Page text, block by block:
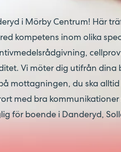
i Mörby Centrum! Här
kompetens inom olika
Vi möter dig utifrån dina
mottagningen, du ska
med bra kommunikationer
för boende i Danderyd,